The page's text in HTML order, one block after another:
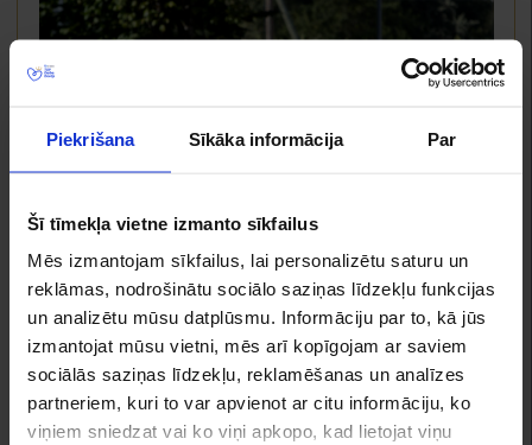
Piekrišana Sīkāka informācija Par
Šī tīmekļa vietne izmanto sīkfailus
Mēs izmantojam sīkfailus, lai personalizētu saturu un
reklāmas, nodrošinātu sociālo saziņas līdzekļu funkcijas
un analizētu mūsu datplūsmu. Informāciju par to, kā jūs
izmantojat mūsu vietni, mēs arī kopīgojam ar saviem
sociālās saziņas līdzekļu, reklamēšanas un analīzes
partneriem, kuri to var apvienot ar citu informāciju, ko
viņiem sniedzat vai ko viņi apkopo, kad lietojat viņu